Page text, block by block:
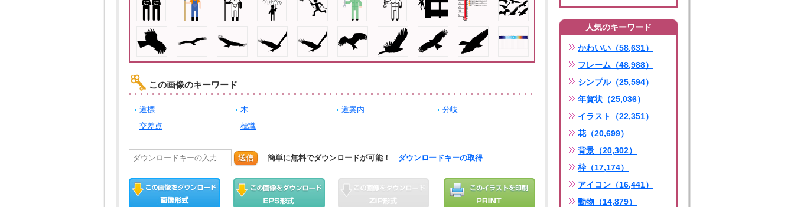
この画像のキーワード
道標 木 道案内
分岐
交差点
標識
送信 簡単に無料でダウンロードが可能！ ダウンロードキーの取得
人気のキーワード
かわいい（58,631）
フレーム（48,988）
シンプル（25,594）
年賀状（25,036）
イラスト（22,351）
花（20,699）
背景（20,302）
枠（17,174）
アイコン（16,441）
動物（14,879）